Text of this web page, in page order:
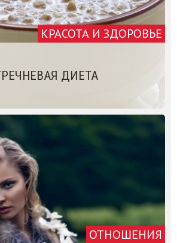
КРАСОТА И ЗДОРОВЬЕ
ДИЕТА
ОТНОШЕНИЯ